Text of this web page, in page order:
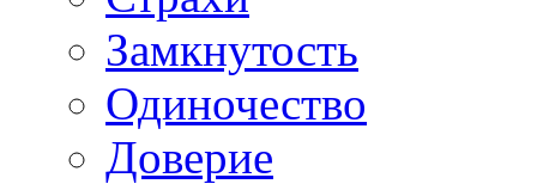
Замкнутость
Одиночество
Доверие